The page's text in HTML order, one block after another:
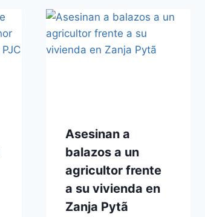
Asesinan a
balazos a un
agricultor frente
a su vivienda en
Zanja Pytã